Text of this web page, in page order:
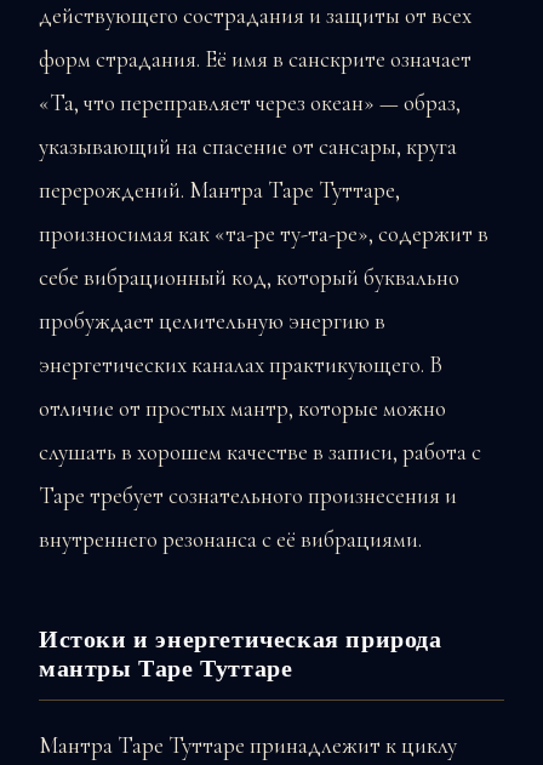
действующего сострадания и защиты от всех
форм страдания. Её имя в санскрите означает
«Та, что переправляет через океан» — образ,
указывающий на спасение от сансары, круга
перерождений. Мантра Таре Туттаре,
произносимая как «та-ре ту-та-ре», содержит в
себе вибрационный код, который буквально
пробуждает целительную энергию в
энергетических каналах практикующего. В
отличие от простых мантр, которые можно
слушать в хорошем качестве в записи, работа с
Таре требует сознательного произнесения и
внутреннего резонанса с её вибрациями.
Истоки и энергетическая природа
мантры Таре Туттаре
Мантра Таре Туттаре принадлежит к циклу